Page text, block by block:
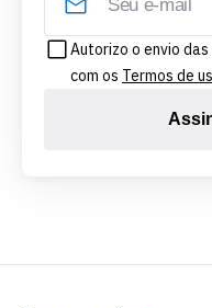
Autorizo o envio
com os Termos de